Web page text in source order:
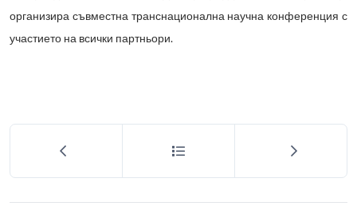
организира съвместна транснационална научна конференция с
участието на всички партньори.